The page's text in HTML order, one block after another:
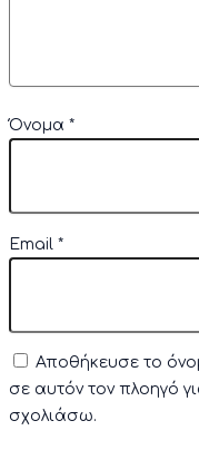
Όνομα *
Email *
Αποθήκευσε το
σε αυτόν τον πλοηγό
σχολιάσω.